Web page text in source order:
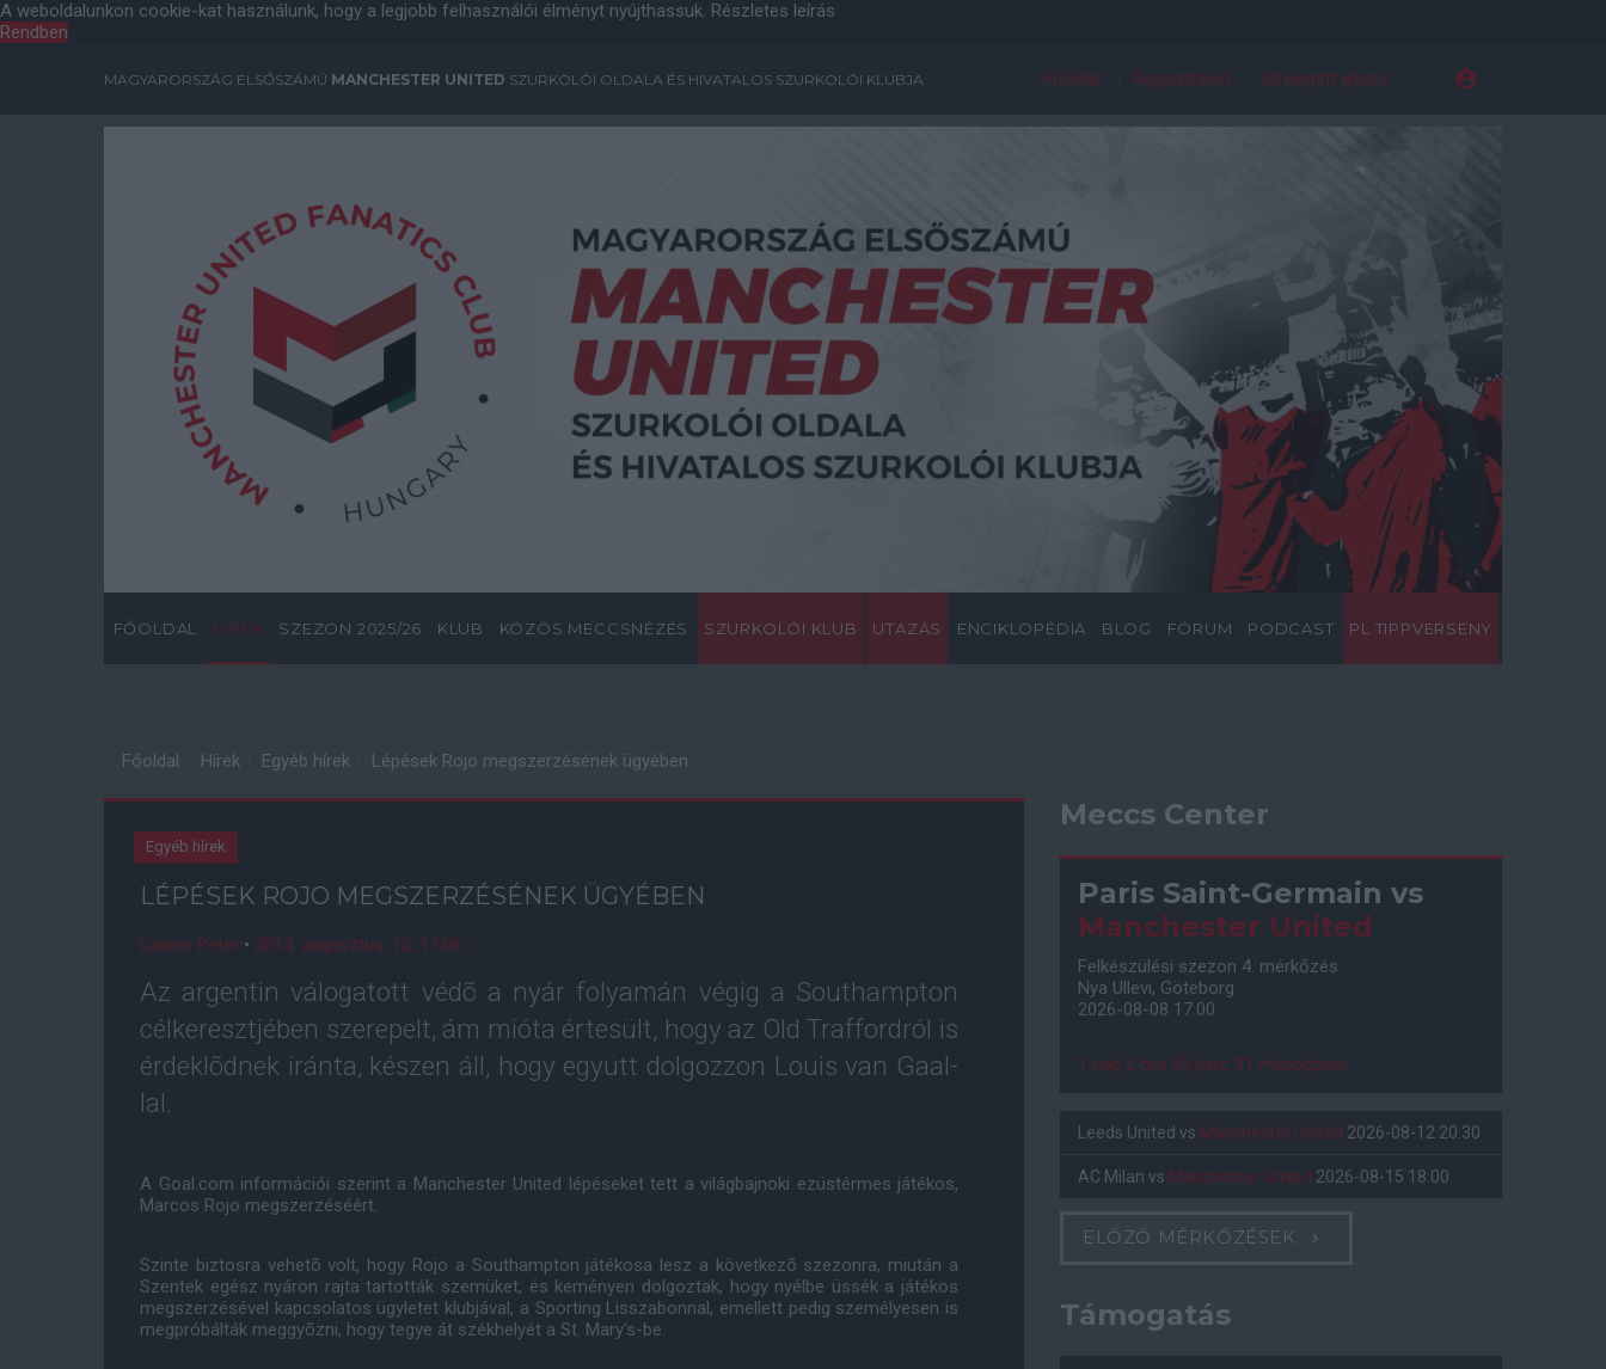
A weboldalunkon cookie-kat használunk, hogy a legjobb felhasználói élményt nyújthassuk. Részletes leírás
Rendben
MAGYARORSZÁG ELSŐSZÁMÚ MANCHESTER UNITED SZURKOLÓI OLDALA ÉS HIVATALOS SZURKOLÓI KLUBJA Főoldal Regisztráció Elfelejtett jelszó
FŐOLDAL HÍREK SZEZON 2025/26 KLUB KÖZÖS MECCSNÉZÉS SZURKOLÓI KLUB UTAZÁS ENCIKLOPÉDIA BLOG FÓRUM PODCAST PL TIPPVERSENY
Főoldal Hírek Egyéb hírek Lépések Rojo megszerzésének ügyében
Egyéb hírek
LÉPÉSEK ROJO MEGSZERZÉSÉNEK ÜGYÉBEN
Lakner Péter • 2014. augusztus. 12. 17:08
Az argentin válogatott védõ a nyár folyamán végig a Southampton
célkeresztjében szerepelt, ám mióta értesült, hogy az Old Traffordról is
érdeklõdnek iránta, készen áll, hogy együtt dolgozzon Louis van Gaal-
lal.
A Goal.com információi szerint a Manchester United lépéseket tett a világbajnoki ezüstérmes játékos,
Marcos Rojo megszerzéséért.
Szinte biztosra vehetõ volt, hogy Rojo a Southampton játékosa lesz a következõ szezonra, miután a
Szentek egész nyáron rajta tartották szemüket, és keményen dolgoztak, hogy nyélbe üssék a játékos
megszerzésével kapcsolatos ügyletet klubjával, a Sporting Lisszabonnal, emellett pedig személyesen is
megpróbálták meggyõzni, hogy tegye át székhelyét a St. Mary's-be.
Meccs Center
Paris Saint-Germain vs
Manchester United
Felkészülési szezon 4. mérkőzés
Nya Ullevi, Göteborg
2026-08-08 17:00
1 nap 2 óra 55 perc 30 másodperc
Leeds United vs Manchester United 2026-08-12 20:30
AC Milan vs Manchester United 2026-08-15 18:00
ELŐZŐ MÉRKŐZÉSEK
Támogatás